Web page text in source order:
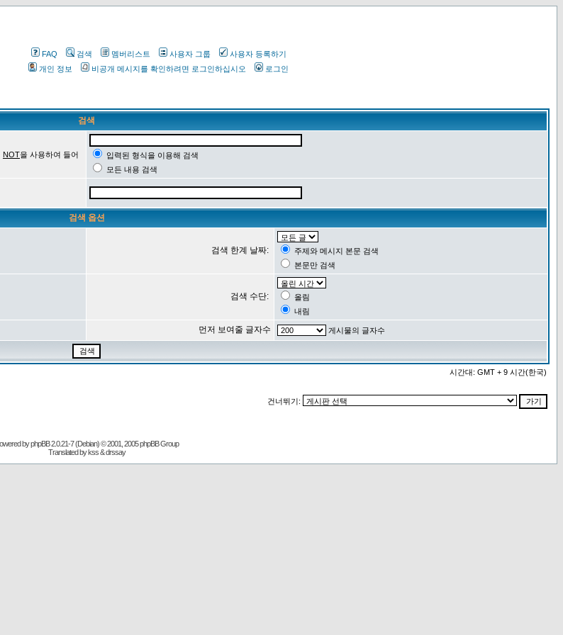
FAQ 검색 멤버리스트 사용자 그룹
사용자 등록하기
개인 정보
비공개 메시지를 확인하려면 로그인하십시오 로그인
검색
NOT을 사용하여 들어
입력된 형식을 이용해 검색
모든 내용 검색
검색 옵션
검색 한계 날짜:
주제와 메시지 본문 검색
본문만 검색
검색 수단:
올림
내림
먼저 보여줄 글자수 게시물의 글자수
시간대: GMT + 9 시간(한국)
건너뛰기:
byphpBB2.0.21-7 (Debian) © 2001, 2005 phpBB Group
Translated by kss & drssay